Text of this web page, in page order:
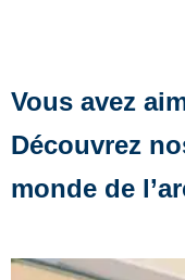
Vous avez
Découvrez
monde de